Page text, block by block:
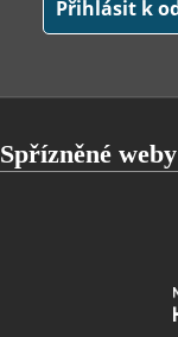
Spřízněné weby